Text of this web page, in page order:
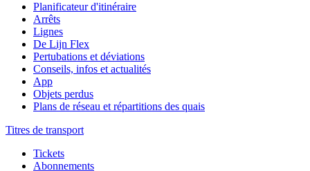
Planificateur d'itinéraire
Arrêts
Lignes
De Lijn Flex
Pertubations et déviations
Conseils, infos et actualités
App
Objets perdus
Plans de réseau et répartitions des quais
Titres de transport
Tickets
Abonnements